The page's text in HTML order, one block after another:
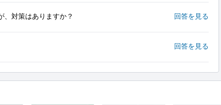
、対策はありますか？ 回答を見る
回答を見る